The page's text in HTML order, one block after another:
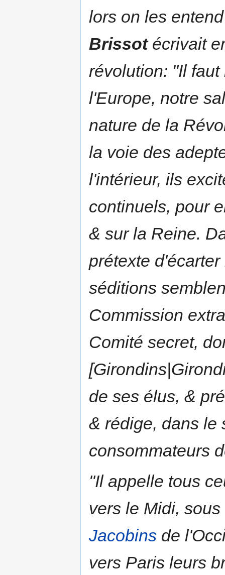
lors on les
Brissotécrivait
révolution: "Il faut
l'Europe, notre
nature de la
la voie des
l'intérieur, ils
continuels, pour
& sur la Reine.
prétexte
séditions
Commission
Comité secret,
de ses élus, &
& rédige, dans le
consommateurs
"Il appelle tous
vers le Midi,
Jacobins de
vers Paris leurs